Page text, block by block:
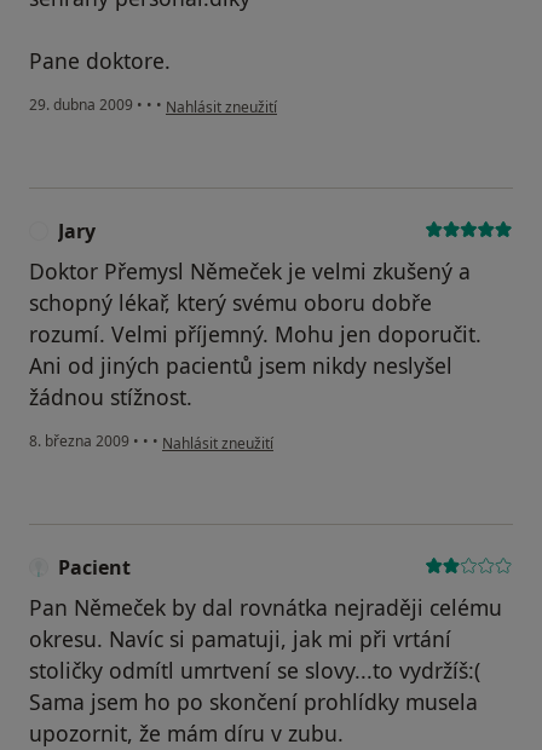
Pane doktore.
29. dubna 2009 • • • podle názoru uživatele Pacient
Nahlásit zneužití
Jary
Doktor Přemysl Němeček je velmi zkušený a
schopný lékař, který svému oboru dobře
rozumí. Velmi příjemný. Mohu jen doporučit.
Ani od jiných pacientů jsem nikdy neslyšel
žádnou stížnost.
8. března 2009 • • • podle názoru uživatele Jary
Nahlásit zneužití
Pacient
Pan Němeček by dal rovnátka nejraději celému
okresu. Navíc si pamatuji, jak mi při vrtání
stoličky odmítl umrtvení se slovy...to vydržíš:(
Sama jsem ho po skončení prohlídky musela
upozornit, že mám díru v zubu.